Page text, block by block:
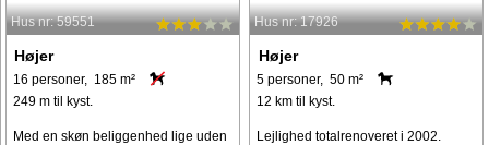
Hus nr: 59551
Højer
16 personer, 185 m²
249 m til kyst.
Med en skøn beliggenhed lige uden
Hus nr: 17926
Højer
5 personer, 50 m²
12 km til kyst.
Lejlighed totalrenoveret i 2002.